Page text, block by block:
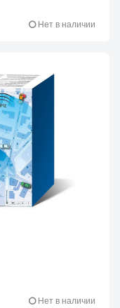
Нет в наличии
Нет в наличии